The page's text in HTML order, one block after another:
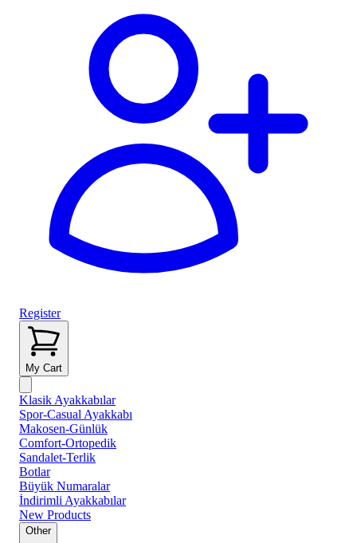
Register
My Cart
Klasik Ayakkabılar
Spor-Casual Ayakkabı
Makosen-Günlük
Comfort-Ortopedik
Sandalet-Terlik
Botlar
Büyük Numaralar
İndirimli Ayakkabılar
New Products
Other